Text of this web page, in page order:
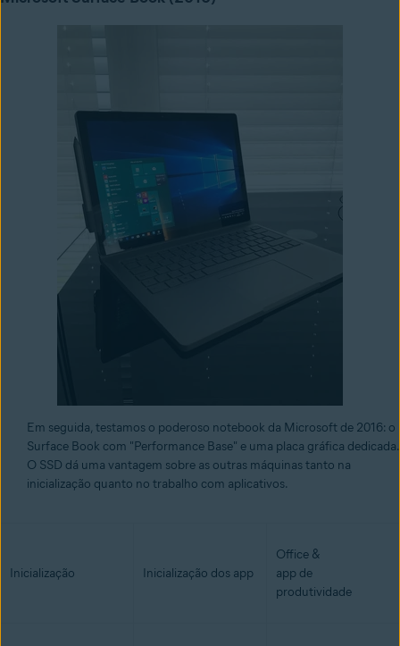
Em seguida, testamos o poderoso notebook da Microsoft de 2016: o
Surface Book com "Performance Base" e uma placa gráfica dedicada.
O SSD dá uma vantagem sobre as outras máquinas tanto na
inicialização quanto no trabalho com aplicativos.
Inicialização Inicialização dos app
Office &
app de
produtividade